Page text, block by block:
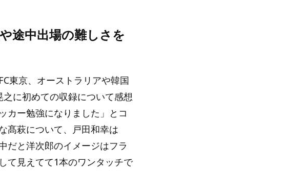
途中出場の難しさを
東京、オーストラリアや韓国
に初めての収録について感想
カー勉強になりました」とコ
髙萩について、戸田和幸は
だと洋次郎のイメージはフラ
て見えてて1本のワンタッチで